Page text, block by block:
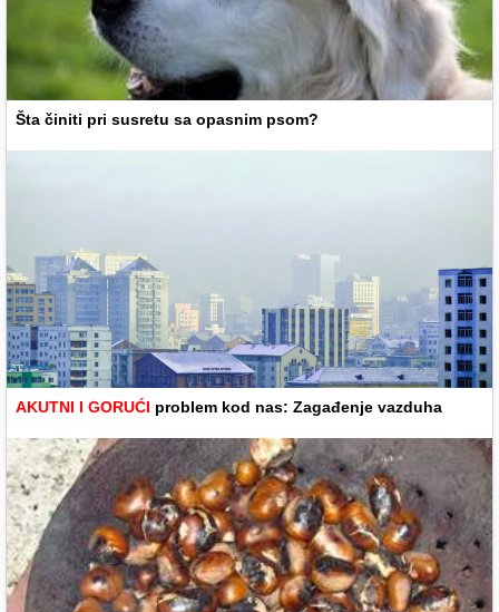
Šta činiti pri susretu sa opasnim psom?
AKUTNI I GORUĆI problem kod nas: Zagađenje vazduha